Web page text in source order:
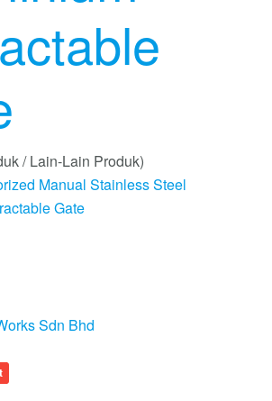
/ Lain-Lain Produk)
Sdn Bhd